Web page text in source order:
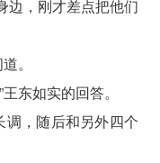
边，刚才差点把他们
。
东如实的回答。
，随后和另外四个